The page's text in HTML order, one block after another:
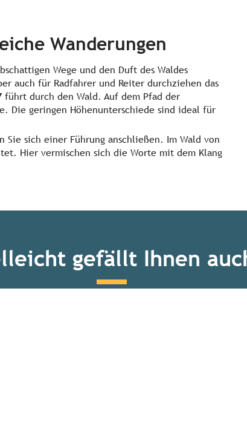
Wanderungen
Wege und den Duft des Waldes
auch für Radfahrer und Reiter durchziehen das
führt durch den Wald. Auf dem Pfad der
Die geringen Höhenunterschiede sind ideal für
Sie sich einer Führung anschließen. Im Wald von
Hier vermischen sich die Worte mit dem Klang
gefällt Ihnen
Naturschutzgebiet Gâvres-Quiberon